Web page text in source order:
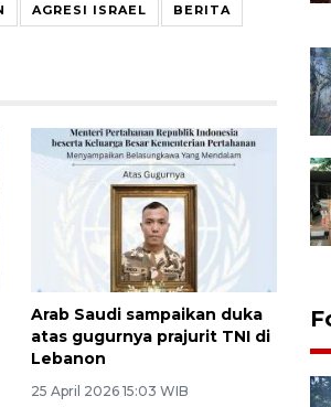
AGRESI ISRAEL BERITA
Arab Saudi sampaikan duka
atas gugurnya prajurit TNI di
Lebanon
25 April 2026 15:03 WIB